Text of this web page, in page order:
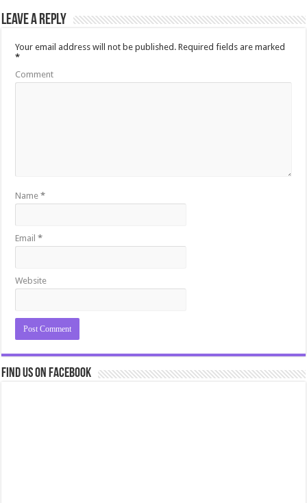
Leave a Reply
Your email address will not be published. Required fields are marked
*
Comment
Name*
Email*
Website
Find us on Facebook